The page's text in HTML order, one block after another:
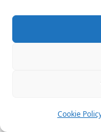
Cookie